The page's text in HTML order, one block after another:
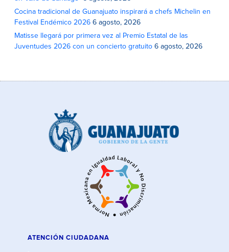
Cocina tradicional de Guanajuato inspirará a chefs Michelin en
Festival Endémico 2026 6 agosto, 2026
Matisse llegará por primera vez al Premio Estatal de las
Juventudes 2026 con un concierto gratuito 6 agosto, 2026
ATENCIÓN CIUDADANA